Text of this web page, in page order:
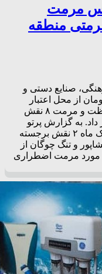
مرمت
منطقه
صنایع دستی و
۱۲ میلیارد تومان از محل اعتبار
مسئولیت اجتماعی وزارت نفت برای حفاظت و مرمت ۸ نقش
به گزارش پرتو
جنوب به نقل از ایسنا؛ در فاصله کمتر از یک ماه ۲ نقش برجسته
و تنگ چوگان از
مورد مرمت اضطراری